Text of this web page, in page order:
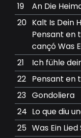
19
An Die
20 Kalt Is Dein
Pensant en
cançó Was
21
Ich fühle
22 Pensant en
23 Gondoliera
24 Lo que diu
25 Was Ein Lied